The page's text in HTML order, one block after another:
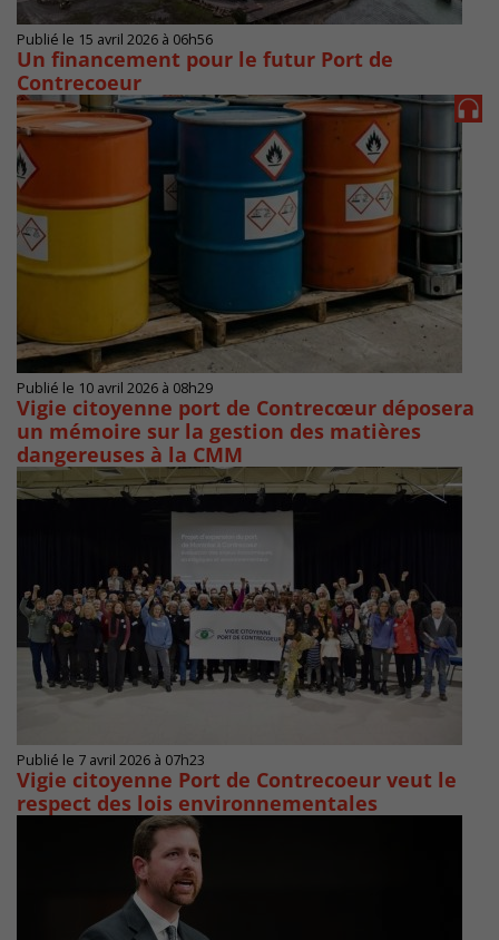
Publié le 15 avril 2026 à 06h56
Un financement pour le futur Port de
Contrecoeur
Publié le 10 avril 2026 à 08h29
Vigie citoyenne port de Contrecœur déposera
un mémoire sur la gestion des matières
dangereuses à la CMM
Publié le 7 avril 2026 à 07h23
Vigie citoyenne Port de Contrecoeur veut le
respect des lois environnementales